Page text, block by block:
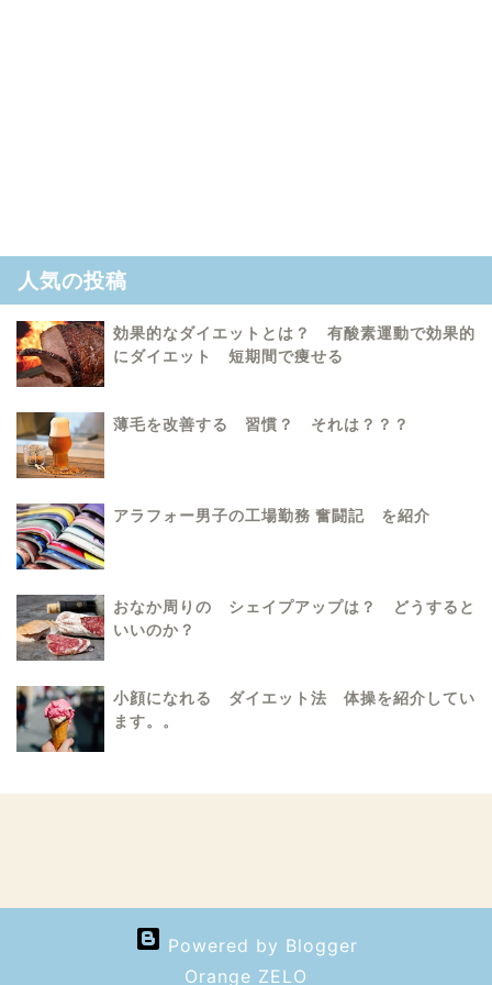
人気の投稿
効果的なダイエットとは？ 有酸素運動で効果的
にダイエット 短期間で痩せる
薄毛を改善する 習慣？ それは？？？
アラフォー男子の工場勤務 奮闘記 を紹介
おなか周りの シェイプアップは？ どうすると
いいのか？
小顔になれる ダイエット法 体操を紹介してい
ます。。
Powered by Blogger
Orange ZELO